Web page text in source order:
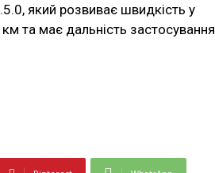
який розвиває швидкість у
та має дальність застосування